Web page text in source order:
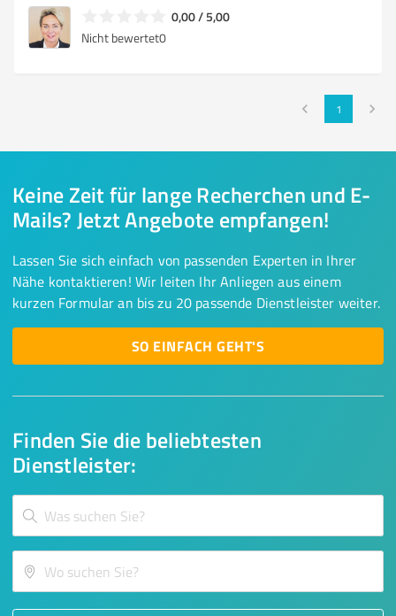
0,00 / 5,00
Nicht bewertet0
1
Finden Sie die beliebtesten
Dienstleister:
Keine Zeit für lange Recherchen und E-
Mails? Jetzt Angebote empfangen!
Lassen Sie sich einfach von passenden Experten in Ihrer
Nähe kontaktieren! Wir leiten Ihr Anliegen aus einem
kurzen Formular an bis zu 20 passende Dienstleister weiter.
SO EINFACH GEHT'S